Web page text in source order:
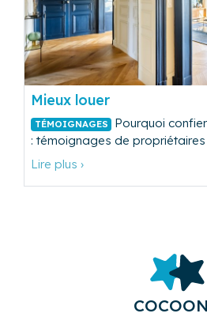
Mieux louer
TÉMOIGNAGES
Pourquoi
: témoignages de propriétaires
Lire plus ›